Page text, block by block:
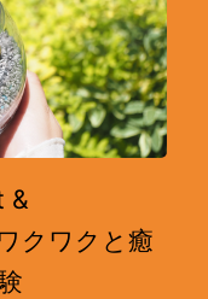
&
クワクと癒